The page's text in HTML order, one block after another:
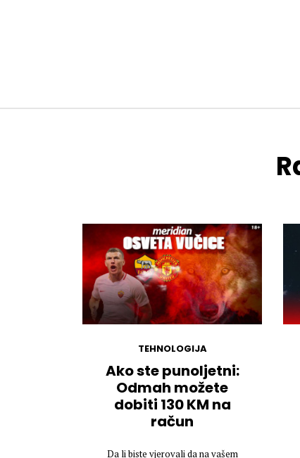
TEHNOLOGIJA
Ako ste punoljetni:
Odmah možete
dobiti 130 KM na
račun
Da li biste vjerovali da na vašem